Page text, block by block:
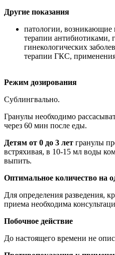
Другие показания
патологии, возникающие
терапии антибиотиками,
гинекологических
терапии ГКС,
Режим дозирования
Сублингвально.
Гранулы необходимо
через 60 мин после еды.
Детям от 0 до 3 лет гранулы
встряхивая, в 10-15 мл воды
выпить.
Оптимальное количество на
Для определения разведения,
приема необходима
Побочное действие
До настоящего времени не